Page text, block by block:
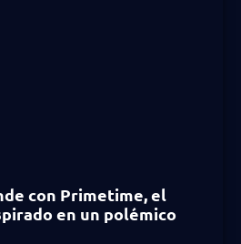
con Primetime, el
en un polémico